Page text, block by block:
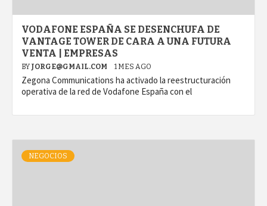
VODAFONE ESPAÑA SE DESENCHUFA DE
VANTAGE TOWER DE CARA A UNA FUTURA
VENTA | EMPRESAS
BY JORGE@GMAIL.COM 1 MES AGO
Zegona Communications ha activado la reestructuración
operativa de la red de Vodafone España con el
NEGOCIOS